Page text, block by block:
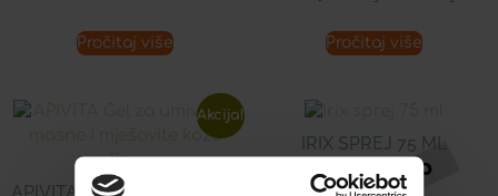
Pročitaj više Pročitaj više
Akcija!
IRIX SPREJ 75 ML
7,86€